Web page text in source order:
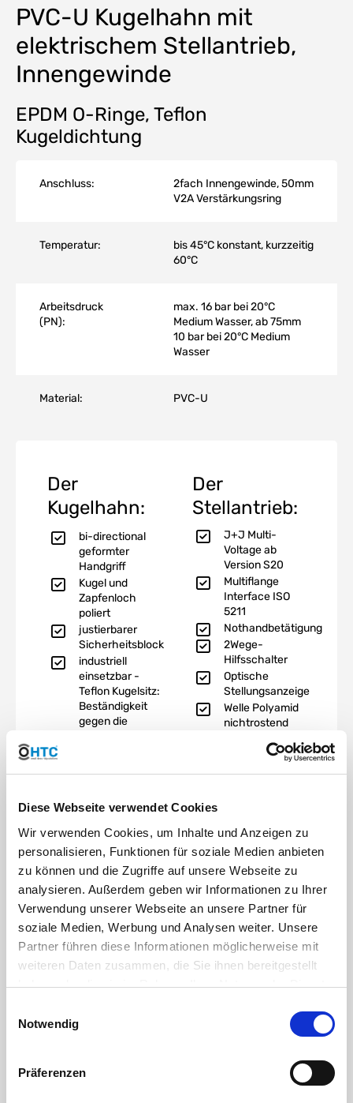
Diese Webseite verwendet Cookies
Wir verwenden Cookies, um Inhalte und Anzeigen zu
personalisieren, Funktionen für soziale Medien anbieten
zu können und die Zugriffe auf unsere Webseite zu
analysieren. Außerdem geben wir Informationen zu Ihrer
Verwendung unserer Webseite an unsere Partner für
soziale Medien, Werbung und Analysen weiter. Unsere
Partner führen diese Informationen möglicherweise mit
weiteren Daten zusammen, die Sie ihnen bereitgestellt
haben oder die sie im Rahmen Ihrer Nutzung der Dienste
Cookies, wenn Sie unsere Webseite weiterhin nutzen.
Notwendig
Präferenzen
PVC-U Kugelhahn mit
elektrischem Stellantrieb,
Innengewinde
EPDM O-Ringe, Teflon
Kugeldichtung
Anschluss:
2fach Innengewinde, 50mm
V2A Verstärkungsring
Temperatur:
bis 45°C konstant, kurzzeitig
60°C
Arbeitsdruck
(PN):
max. 16 bar bei 20°C
Medium Wasser, ab 75mm
10 bar bei 20°C Medium
Wasser
Material: PVC-U
Der
Kugelhahn:
bi-directional
geformter
Handgriff
Kugel und
Zapfenloch
poliert
justierbarer
Sicherheitsblock
industriell
einsetzbar -
Teflon Kugelsitz:
Beständigkeit
gegen die
20°C Medium
Wasser 20, 25,
32, 40 und
63mm
Arbeitsdruck 16
bar (240 psi) bei
20°C Medium
Wasser 50mm
Arbeitsdruck 10
bar (150 psi) bei
20°C Medium
Der
Stellantrieb:
J+J Multi-
Voltage ab
Version S20
Multiflange
Interface ISO
5211
Nothandbetätigung
2Wege-
Hilfsschalter
Optische
Stellungsanzeige
Welle Polyamid
nichtrostend
Interne Heizung
elektronischer
Drehmomentlimiter
Polyamid, IP-65